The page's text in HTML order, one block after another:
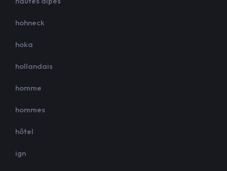
hohneck
hoka
hollandais
homme
hommes
hôtel
ign